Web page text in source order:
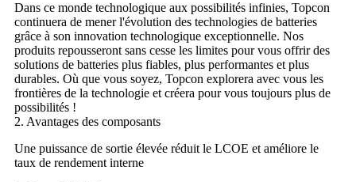
Dans ce monde technologique aux possibilités infinies, Topcon
continuera de mener l'évolution des technologies de batteries
grâce à son innovation technologique exceptionnelle. Nos
produits repousseront sans cesse les limites pour vous offrir des
solutions de batteries plus fiables, plus performantes et plus
durables. Où que vous soyez, Topcon explorera avec vous les
frontières de la technologie et créera pour vous toujours plus de
possibilités !
2. Avantages des composants
Une puissance de sortie élevée réduit le LCOE et améliore le
taux de rendement interne